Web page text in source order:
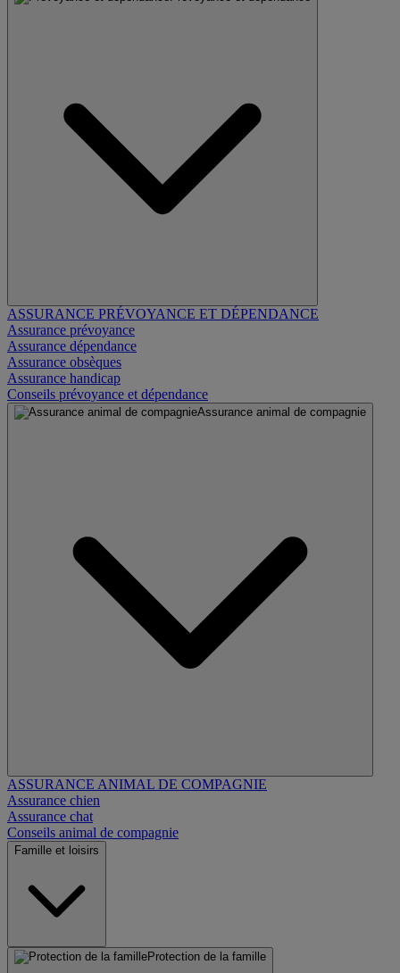
ASSURANCE PRÉVOYANCE ET DÉPENDANCE
Assurance prévoyance
Assurance dépendance
Assurance obsèques
Assurance handicap
Conseils prévoyance et dépendance
Assurance animal de compagnie
ASSURANCE ANIMAL DE COMPAGNIE
Assurance chien
Assurance chat
Conseils animal de compagnie
Famille et loisirs
Protection de la famille